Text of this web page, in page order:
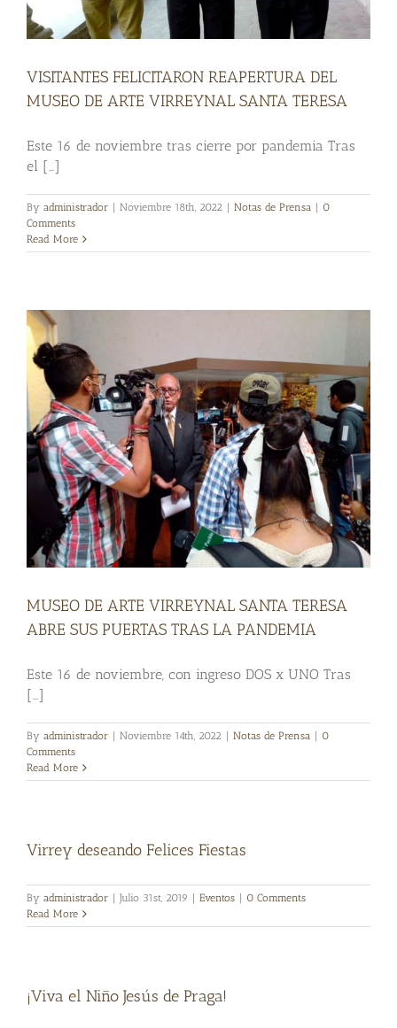
VISITANTES FELICITARON REAPERTURA DEL
MUSEO DE ARTE VIRREYNAL SANTA TERESA
Este 16 de noviembre tras cierre por pandemia Tras
el [...]
By administrador Noviembre 18th, 2022 Notas de Prensa
0
Comments
Read More
MUSEO DE ARTE VIRREYNAL SANTA TERESA
ABRE SUS PUERTAS TRAS LA PANDEMIA
Este 16 de noviembre, con ingreso DOS x UNO Tras
[...]
By administrador Noviembre 14th, 2022 Notas de Prensa
0
Comments
Read More
Virrey deseando Felices Fiestas
By administrador Julio 31st, 2019 Eventos
0 Comments
Read More
¡Viva el Niño Jesús de Praga!